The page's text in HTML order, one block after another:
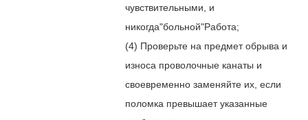
чувствительными, и
никогда"больной"Работа;
(4) Проверьте на предмет обрыва и
износа проволочные канаты и
своевременно заменяйте их, если
поломка превышает указанные